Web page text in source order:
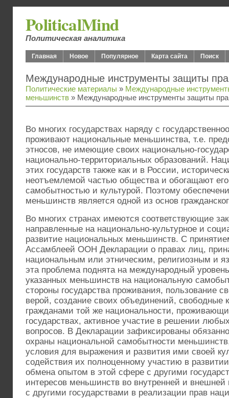
PoliticalMind
Политическая аналитика
Главная Новое Популярное Карта сайта Поиск
Международные инструменты защиты
Политические материалы » Международные
меньшинств » Международные инструменты защиты
Во многих государствах наряду с
проживают национальные меньшинства, т.е.
этносов, не имеющие своих национально-
национально-территориальных образований.
этих государств также как и в России,
неотъемлемой частью общества и обогащают
самобытностью и культурой. Поэтому
меньшинств является одной из основ
Во многих странах имеются соответствующие
направленные на национально-культурное и
развитие национальных меньшинств. С
Ассамблеей ООН Декларации о правах лиц,
национальным или этническим, религиозным и
эта проблема поднята на международный
указанных меньшинств на национальную
стороны государства проживания, пользование
верой, создание своих объединений, свободные
гражданами той же национальности,
государствах, активное участие в решении
вопросов. В Декларации зафиксированы
охраны национальной самобытности
условия для выражения и развития ими своей
содействия их полноценному участию в
обмена опытом в этой сфере с другими
интересов меньшинств во внутренней и внешней
с другими государствами в реализации прав